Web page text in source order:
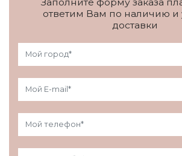
ответим Вам по наличию и
доставки